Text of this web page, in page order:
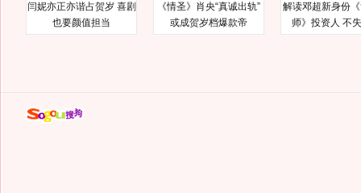
闫妮亦正亦谐占贺岁 喜剧
也要颜值担当
《情圣》肖央“真诚出轨”
或成贺岁档爆款帝
解读邓超新身份
师》投资人 不